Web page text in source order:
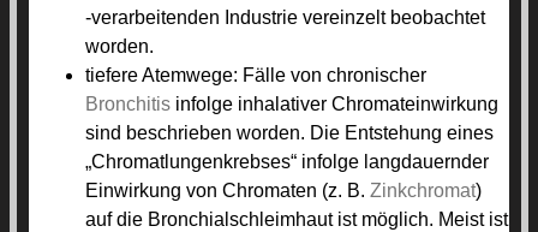
-verarbeitenden Industrie vereinzelt beobachtet
worden.
tiefere Atemwege: Fälle von chronischer
Bronchitis infolge inhalativer Chromateinwirkung
sind beschrieben worden. Die Entstehung eines
„Chromatlungenkrebses“ infolge langdauernder
Einwirkung von Chromaten (z. B. Zinkchromat)
auf die Bronchialschleimhaut ist möglich. Meist ist